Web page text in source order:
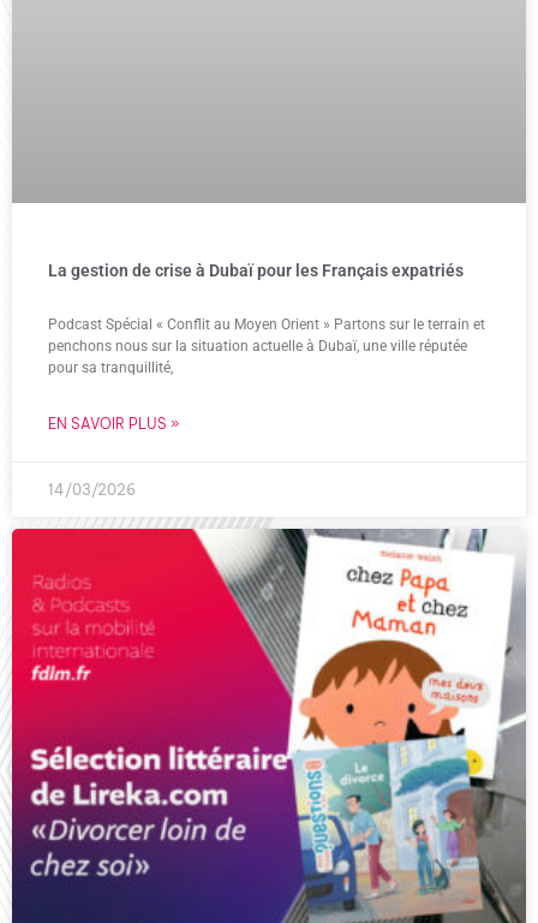
La gestion de crise à Dubaï pour les Français expatriés
Podcast Spécial « Conflit au Moyen Orient » Partons sur le terrain et
penchons nous sur la situation actuelle à Dubaï, une ville réputée
pour sa tranquillité,
EN SAVOIR PLUS »
14/03/2026